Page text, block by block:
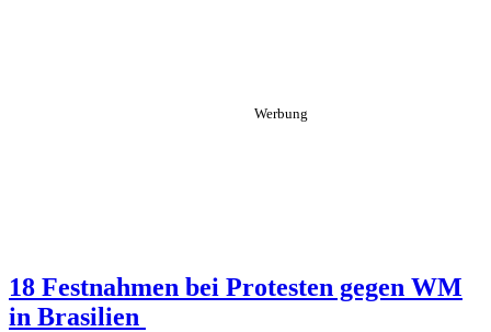
18 Festnahmen bei Protesten gegen WM
in Brasilien